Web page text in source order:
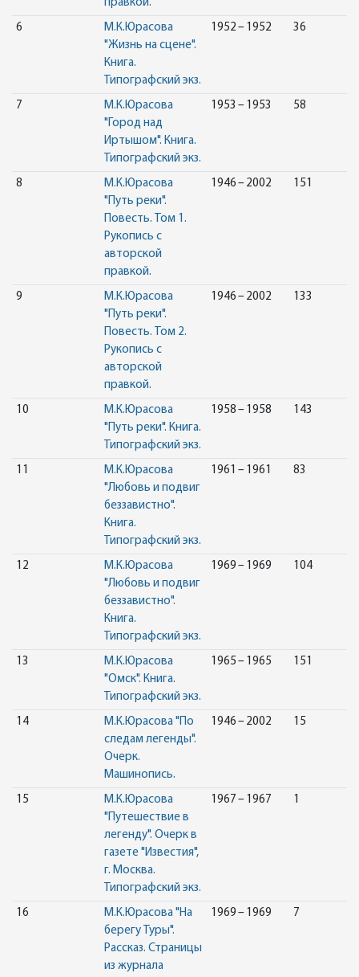
правкой.
6
М.К.Юрасова
"Жизнь на сцене".
Книга.
Типографский экз.
1952 – 1952 36
7
М.К.Юрасова
"Город над
Иртышом". Книга.
Типографский экз.
1953 – 1953 58
8
М.К.Юрасова
"Путь реки".
Повесть. Том 1.
Рукопись с
авторской
правкой.
1946 – 2002 151
9
М.К.Юрасова
"Путь реки".
Повесть. Том 2.
Рукопись с
авторской
правкой.
1946 – 2002 133
10
М.К.Юрасова
"Путь реки". Книга.
Типографский экз.
1958 – 1958 143
11
М.К.Юрасова
"Любовь и подвиг
беззавистно".
Книга.
Типографский экз.
1961 – 1961 83
12
М.К.Юрасова
"Любовь и подвиг
беззавистно".
Книга.
Типографский экз.
1969 – 1969 104
13
М.К.Юрасова
"Омск". Книга.
Типографский экз.
1965 – 1965 151
14
М.К.Юрасова "По
следам легенды".
Очерк.
Машинопись.
1946 – 2002 15
15
М.К.Юрасова
"Путешествие в
легенду". Очерк в
газете "Известия",
г. Москва.
Типографский экз.
1967 – 1967 1
16
М.К.Юрасова "На
берегу Туры".
Рассказ. Страницы
из журнала
1969 – 1969 7